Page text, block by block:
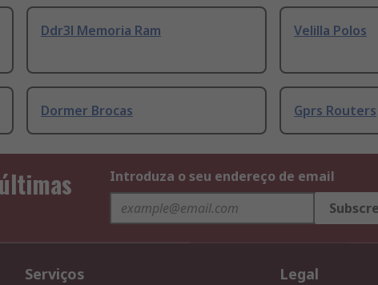
Ddr3l Memoria Ram Velilla Polos
Dormer Brocas Gprs Routers
Introduza o seu endereço de email
Serviços Legal